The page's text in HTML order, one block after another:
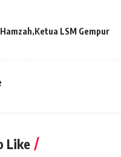
Hamzah Ketua LSM Gempur
Like